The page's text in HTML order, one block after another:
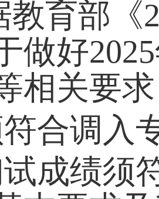
）调剂要
教育部《
做好2025
相关要
合调入